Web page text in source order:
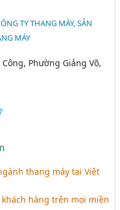
TY THANG MÁY, SẢN
MÁY
Phường Giảng Võ,
thang máy tại Việt
hàng trên mọi miền